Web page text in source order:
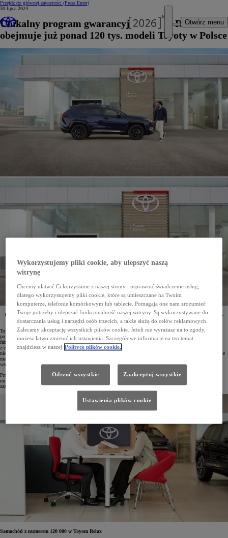
Przejdź do głównej zawartości (Press Enter)
Otwórz menu
30 lipca 2024
Unikalny program gwarancyjny Toyota Relax
obejmuje już ponad 120 tys. modeli Toyoty w Polsce
Program gwarancyjny Toyota Relax ma niespełna dwa lata, a dołączyło do niego już ponad 120 tys.
aut, co jest potwierdzeniem najwyższej jakości i niezawodności modeli Toyoty.
Toyota jest znana z niezawodności i trwałości swoich samochodów. Aby podkreślić wysoką jakość swoich
pojazdów, jesienią 2022 roku marka wprowadziła w Polsce program Toyota Relax dla aut po gwarancji
fabrycznej. Oferuje on unikalną na rynku ochronę dostępną dla wszystkich modeli Toyoty pochodzących
z europejskiej sieci dystrybucyjnej, które mają mniej niż 10 lat od daty pierwszej rejestracji oraz przebieg
nieprzekraczający 185 tys. km. Gwarancję Toyota Relax można uruchomić w każdym autoryzowanym serwisie
marki, niezależnie od tego, czy samochód jest w rękach pierwszego właściciela, czy został kupiony na rynku
wtórnym.
Program dotyczy aut osobowych, dostawczych i terenowych z każdym rodzajem napędu. Jego aktywacja jest
możliwa w autoryzowanym serwisie po spełnieniu określonych warunków i zapewnia ochronę gwarancyjną
zazwyczaj na kolejne 12 miesięcy lub 15 tys. km.
Samochód z numerem 120 000 w Toyota Relax
Wykorzystujemy pliki cookie, aby ulepszyć naszą
witrynę
Chcemy ułatwić Ci korzystanie z naszej strony i usprawnić świadczenie usług,
dlatego wykorzystujemy pliki cookie, które są umieszczane na Twoim
komputerze, telefonie komórkowym lub tablecie. Pomagają one nam zrozumieć
Twoje potrzeby i ulepszać funkcjonalność naszej witryny. Są wykorzystywane do
dostarczania usług i narzędzi osób trzecich, a także służą do celów reklamowych.
Zalecamy akceptację wszystkich plików cookie. Jeżeli nie wyrażasz na to zgody,
możesz łatwo zmienić ich ustawienia. Szczegółowe informacje na ten temat
znajdziesz w naszej Polityce plików cookie.
Odrzuć wszystkie Zaakceptuj wszystkie
Ustawienia plików cookie